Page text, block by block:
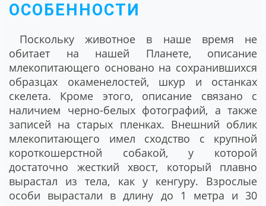
ОСОБЕННОСТИ
Поскольку животное в наше время не
обитает на нашей Планете, описание
млекопитающего основано на сохранившихся
образцах окаменелостей, шкур и останках
скелета. Кроме этого, описание связано с
наличием черно-белых фотографий, а также
записей на старых пленках. Внешний облик
млекопитающего имел сходство с крупной
короткошерстной собакой, у которой
достаточно жесткий хвост, который плавно
вырастал из тела, как у кенгуру. Взрослые
особи вырастали в длину до 1 метра и 30